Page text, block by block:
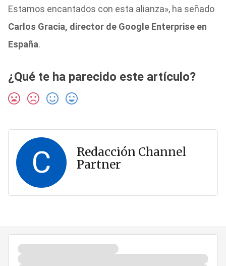
Estamos encantados con esta alianza», ha señado
Carlos Gracia, director de Google Enterprise en
España.
¿Qué te ha parecido este artículo?
C
Redacción Channel
Partner